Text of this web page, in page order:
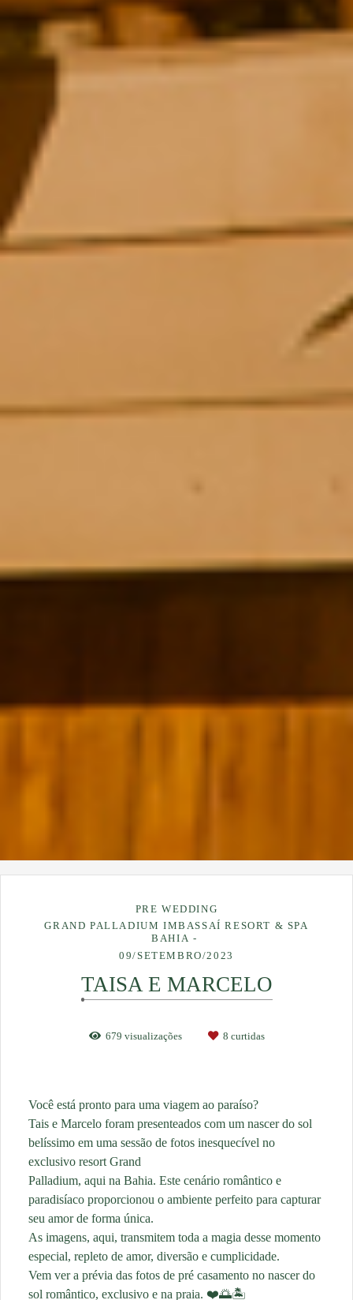
PRE WEDDING
GRAND PALLADIUM IMBASSAÍ RESORT & SPA
BAHIA
09/SETEMBRO/2023
TAISA E MARCELO
679 visualizações 8 curtidas
Você está pronto para uma viagem ao paraíso?
Tais e Marcelo foram presenteados com um nascer do sol
belíssimo em uma sessão de fotos inesquecível no
exclusivo resort Grand
Palladium, aqui na Bahia. Este cenário romântico e
paradisíaco proporcionou o ambiente perfeito para capturar
seu amor de forma única.
As imagens, aqui, transmitem toda a magia desse momento
especial, repleto de amor, diversão e cumplicidade.
Vem ver a prévia das fotos de pré casamento no nascer do
sol romântico, exclusivo e na praia. ❤️🌅🏝️